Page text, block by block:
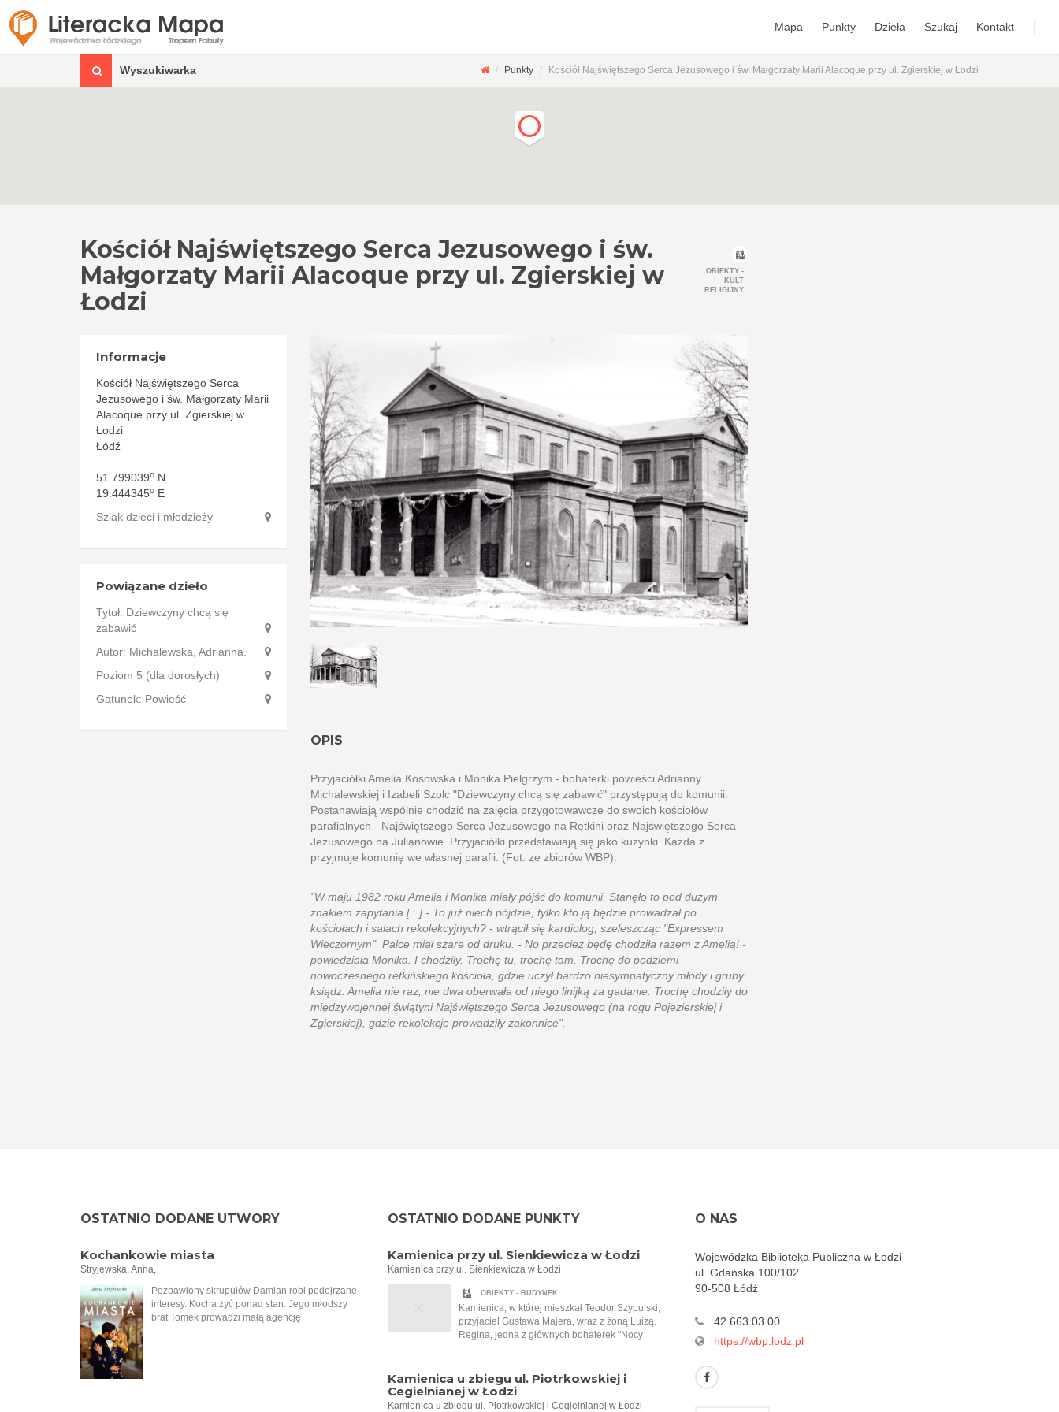
Mapa Punkty Dzieła Szukaj Kontakt
Wyszukiwarka Punkty Kościół Najświętszego Serca Jezusowego i św. Małgorzaty Marii Alacoque przy ul. Zgierskiej w Łodzi
Kościół Najświętszego Serca Jezusowego i św.
Małgorzaty Marii Alacoque przy ul. Zgierskiej w
Łodzi
OBIEKTY -
KULT
RELIGIJNY
Informacje
Kościół Najświętszego Serca
Jezusowego i św. Małgorzaty Marii
Alacoque przy ul. Zgierskiej w
Łodzi
Łódź
51.799039o N
19.444345o E
Szlak dzieci i młodzieży
Powiązane dzieło
Tytuł: Dziewczyny chcą się
zabawić
Autor: Michalewska, Adrianna.
Poziom 5 (dla dorosłych)
Gatunek: Powieść
OPIS
Przyjaciółki Amelia Kosowska i Monika Pielgrzym - bohaterki powieści Adrianny
Michalewskiej i Izabeli Szolc "Dziewczyny chcą się zabawić" przystępują do komunii.
Postanawiają wspólnie chodzić na zajęcia przygotowawcze do swoich kościołów
parafialnych - Najświętszego Serca Jezusowego na Retkini oraz Najświętszego Serca
Jezusowego na Julianowie. Przyjaciółki przedstawiają się jako kuzynki. Każda z
przyjmuje komunię we własnej parafii. (Fot. ze zbiorów WBP).
"W maju 1982 roku Amelia i Monika miały pójść do komunii. Stanęło to pod dużym
znakiem zapytania [...] - To już niech pójdzie, tylko kto ją będzie prowadzał po
kościołach i salach rekolekcyjnych? - wtrącił się kardiolog, szeleszcząc "Expressem
Wieczornym". Palce miał szare od druku. - No przecież będę chodziła razem z Amelią! -
powiedziała Monika. I chodziły. Trochę tu, trochę tam. Trochę do podziemi
nowoczesnego retkińskiego kościoła, gdzie uczył bardzo niesympatyczny młody i gruby
ksiądz. Amelia nie raz, nie dwa oberwała od niego linijką za gadanie. Trochę chodziły do
międzywojennej świątyni Najświętszego Serca Jezusowego (na rogu Pojezierskiej i
Zgierskiej), gdzie rekolekcje prowadziły zakonnice".
OSTATNIO DODANE UTWORY
Kochankowie miasta
Stryjewska, Anna,
Pozbawiony skrupułów Damian robi podejrzane
interesy. Kocha żyć ponad stan. Jego młodszy
brat Tomek prowadzi małą agencję
OSTATNIO DODANE PUNKTY
Kamienica przy ul. Sienkiewicza w Łodzi
Kamienica przy ul. Sienkiewicza w Łodzi
OBIEKTY - BUDYNEK
Kamienica, w której mieszkał Teodor Szypulski,
przyjaciel Gustawa Majera, wraz z żoną Luizą.
Regina, jedna z głównych bohaterek "Nocy
przyjęcie. To na tym przyjęciu Regina po raz
pierwszy słyszy o Tadeuszu Samborskim,
malarzu, który namalował dla Szypulskich
Kamienica u zbiegu ul. Piotrkowskiej i
Cegielnianej w Łodzi
Kamienica u zbiegu ul. Piotrkowskiej i Cegielnianej w Łodzi
O NAS
Wojewódzka Biblioteka Publiczna w Łodzi
ul. Gdańska 100/102
90-508 Łódź
42 663 03 00
https://wbp.lodz.pl